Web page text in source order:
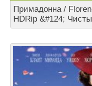
Примадонна /
HDRip &#124;